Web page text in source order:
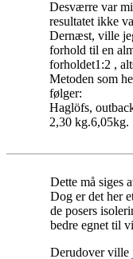
Desværre var
resultatet ikke
Dernæst, ville
forhold til en
forholdet1:2 ,
Metoden som
følger:
Haglöfs,
2,30 kg.6,05kg.
Dette må siges
Dog er det her
de posers
bedre egnet til
Derudover ville